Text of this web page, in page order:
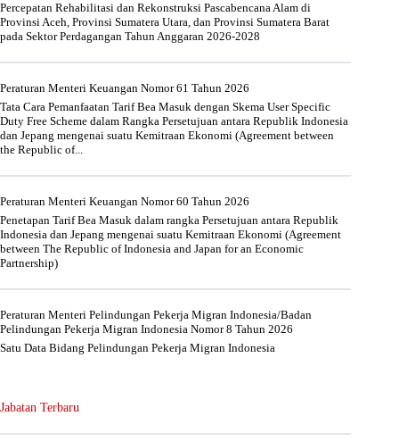
Percepatan Rehabilitasi dan Rekonstruksi Pascabencana Alam di
Provinsi Aceh, Provinsi Sumatera Utara, dan Provinsi Sumatera Barat
pada Sektor Perdagangan Tahun Anggaran 2026-2028
Peraturan Menteri Keuangan Nomor 61 Tahun 2026
Tata Cara Pemanfaatan Tarif Bea Masuk dengan Skema User Specific
Duty Free Scheme dalam Rangka Persetujuan antara Republik Indonesia
dan Jepang mengenai suatu Kemitraan Ekonomi (Agreement between
the Republic of...
Peraturan Menteri Keuangan Nomor 60 Tahun 2026
Penetapan Tarif Bea Masuk dalam rangka Persetujuan antara Republik
Indonesia dan Jepang mengenai suatu Kemitraan Ekonomi (Agreement
between The Republic of Indonesia and Japan for an Economic
Partnership)
Peraturan Menteri Pelindungan Pekerja Migran Indonesia/Badan
Pelindungan Pekerja Migran Indonesia Nomor 8 Tahun 2026
Satu Data Bidang Pelindungan Pekerja Migran Indonesia
Jabatan Terbaru